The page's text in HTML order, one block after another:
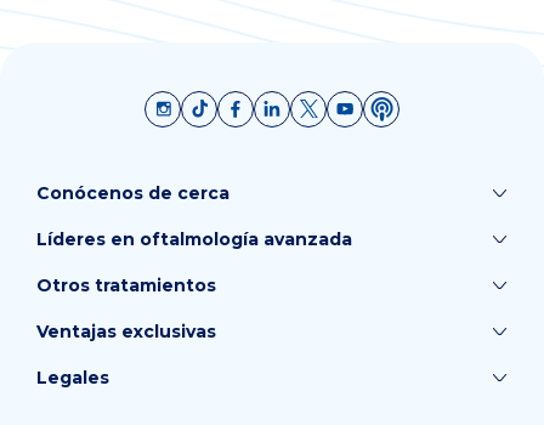
Conócenos de cerca
Líderes en oftalmología avanzada
Otros tratamientos
Ventajas exclusivas
Legales